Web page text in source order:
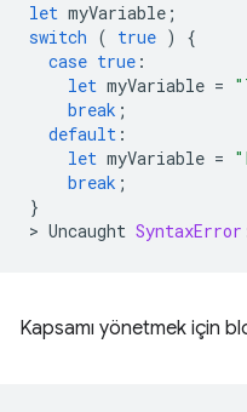
let myVariable ;
switch ( true )
{
case true :
let myVariable =
break ;
default :
let myVariable =
break ;
}
> Uncaught SyntaxError
Kapsamı yönetmek için